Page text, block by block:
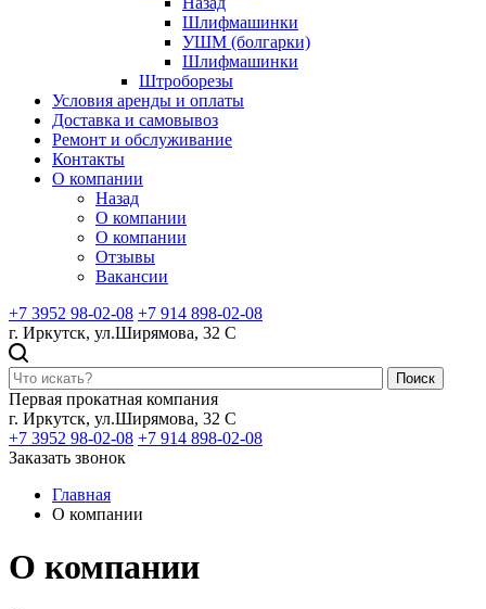
Шлифмашинки
УШМ (болгарки)
Шлифмашинки
Штроборезы
Условия аренды и оплаты
Доставка и самовывоз
Ремонт и обслуживание
Контакты
О компании
Назад
О компании
О компании
Отзывы
Вакансии
+7 3952 98-02-08 +7 914 898-02-08
г. Иркутск, ул.Ширямова, 32 С
Поиск
Первая прокатная компания
г. Иркутск, ул.Ширямова, 32 С
+7 3952 98-02-08 +7 914 898-02-08
Заказать звонок
Главная
О компании
О компании